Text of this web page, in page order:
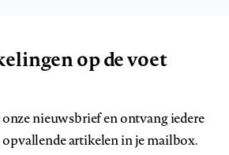
op de voet
nieuwsbrief en ontvang iedere
opvallende artikelen in je mailbox.